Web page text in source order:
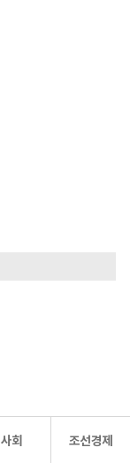
사회 조선경제